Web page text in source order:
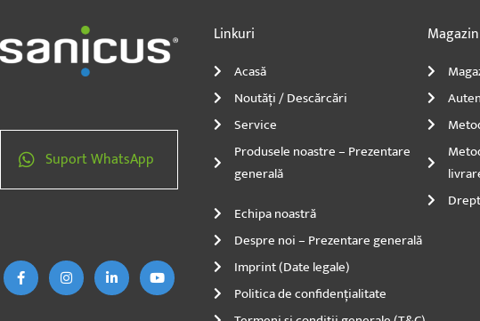
Suport WhatsApp
b
o
o
a
g
r
e
d
i
u
b
e
Linkuri
Acasă
Noutăți / Descărcări
Service
Produsele noastre – Prezentare
generală
Echipa noastră
Despre noi – Prezentare generală
Imprint (Date legale)
Politica de confidențialitate